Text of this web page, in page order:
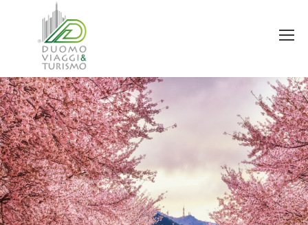
You are here: